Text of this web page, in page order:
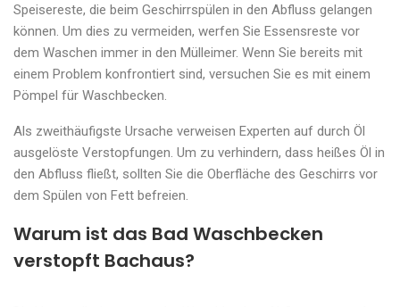
Speisereste, die beim Geschirrspülen in den Abfluss gelangen
können. Um dies zu vermeiden, werfen Sie Essensreste vor
dem Waschen immer in den Mülleimer. Wenn Sie bereits mit
einem Problem konfrontiert sind, versuchen Sie es mit einem
Pömpel für Waschbecken.
Als zweithäufigste Ursache verweisen Experten auf durch Öl
ausgelöste Verstopfungen. Um zu verhindern, dass heißes Öl in
den Abfluss fließt, sollten Sie die Oberfläche des Geschirrs vor
dem Spülen von Fett befreien.
Warum ist das Bad Waschbecken
verstopft Bachaus?